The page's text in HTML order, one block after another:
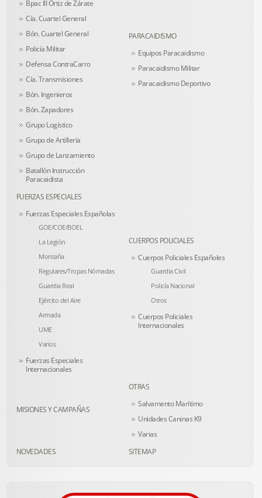
Bpac III Ortiz de Zárate
Cía. Cuartel General
Bón. Cuartel General
Policía Militar
Defensa ContraCarro
Cía. Transmisiones
Bón. Ingenieros
Bón. Zapadores
Grupo Logístico
Grupo de Artillería
Grupo de Lanzamiento
Batallón Instrucción
Paracaidista
PARACAIDISMO
Equipos Paracaidismo
Paracaidismo Militar
Paracaidismo Deportivo
FUERZAS ESPECIALES
Fuerzas Especiales Españolas
GOE/COE/BOEL
La Legión
Montaña
Regulares/Tropas Nómadas
Guardia Real
Ejército del Aire
Armada
UME
Varios
Fuerzas Especiales
Internacionales
CUERPOS POLICIALES
Cuerpos Policiales Españoles
Guardia Civil
Policía Nacional
Otros
Cuerpos Policiales
Internacionales
MISIONES Y CAMPAÑAS
OTRAS
Salvamento Marítimo
Unidades Caninas K9
Varias
NOVEDADES
SITEMAP